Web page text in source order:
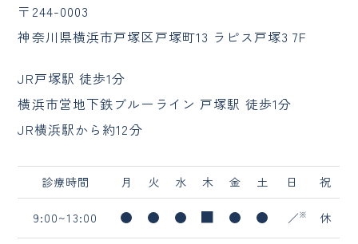
〒244-0003
神奈川県横浜市戸塚区戸塚町13 ラピス戸塚3 7F
JR戸塚駅 徒歩1分
横浜市営地下鉄ブルーライン 戸塚駅 徒歩1分
JR横浜駅から約12分
診療時間 月 火 水 木 金 土 日 祝
9:00~13:00 ／ 休